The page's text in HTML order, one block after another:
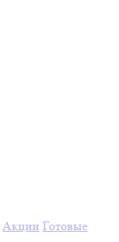
Акции Готовые